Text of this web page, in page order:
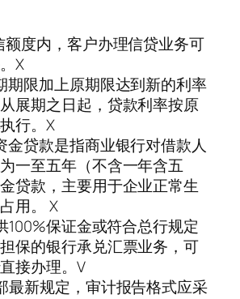
额度内，客户办理信贷业务可
X
期限加上原期限达到新的利率
展期之日起，贷款利率按原
行。X
金贷款是指商业银行对借款人
一至五年（不含一年含五
贷款，主要用于企业正常生
用。 X
100%保证金或符合总行规定
保的银行承兑汇票业务，可
接办理。V
最新规定，审计报告格式应采